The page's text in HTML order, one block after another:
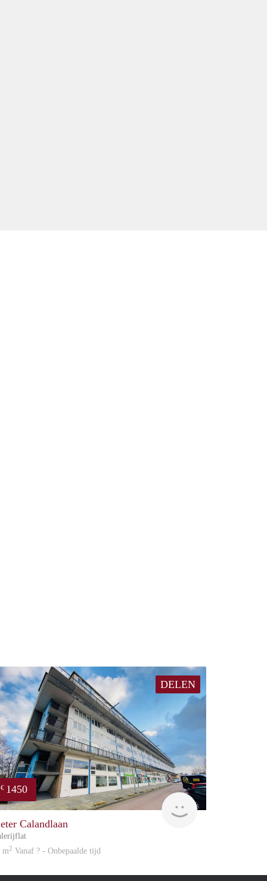
DELEN
€ 1450
Great Expatation
Calandlaan
m2 Vanaf ? - Onbepaalde tijd